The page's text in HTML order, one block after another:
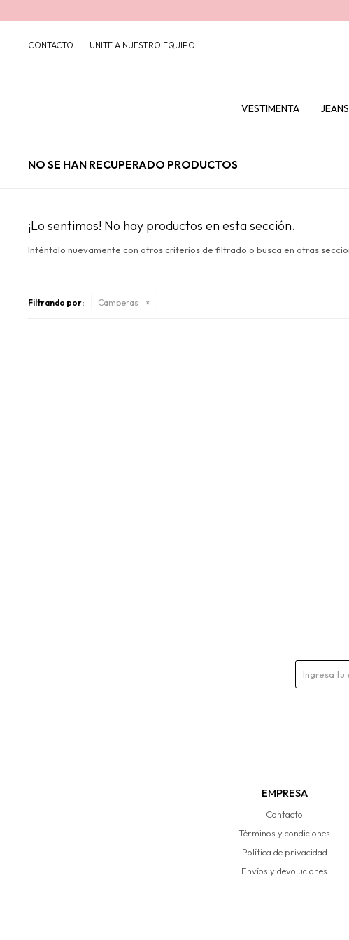
VESTIMENTA JEANS
CONTACTO UNITE A NUESTRO EQUIPO
NO SE HAN RECUPERADO PRODUCTOS
¡Lo sentimos! No hay productos en esta sección.
Inténtalo nuevamente con otros criterios de filtrado o busca en otras
Filtrando por: Camperas
EMPRESA
Contacto
Términos y condiciones
Política de privacidad
Envíos y devoluciones